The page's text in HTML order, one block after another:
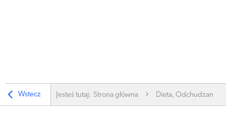
Wstecz Jesteś tutaj: Strona główna Dieta, Odchudzanie